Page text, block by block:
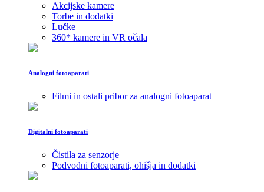
Akcijske kamere
Torbe in dodatki
Lučke
360* kamere in VR očala
Analogni fotoaparati
Filmi in ostali pribor za analogni fotoaparat
Digitalni fotoaparati
Čistila za senzorje
Podvodni fotoaparati, ohišja in dodatki